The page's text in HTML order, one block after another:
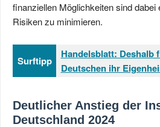
finanziellen Möglichkeiten sind
Risiken zu minimieren.
Surftipp
Handelsblatt: Deshalb
Deutschen ihr
Deutlicher Anstieg der
Deutschland 2024